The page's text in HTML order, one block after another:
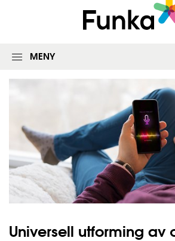
i
n
n
g
s
s
k
e
m
a
e
MENY
Universell utforming av